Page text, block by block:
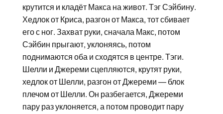
крутится и кладёт Макса на живот. Тэг Сэйбину.
Хедлок от Криса, разгон от Макса, тот сбивает
его с ног. Захват руки, сначала Макс, потом
Сэйбин прыгают, уклоняясь, потом
поднимаются оба и сходятся в центре. Тэги.
Шелли и Джереми сцепляются, крутят руки,
хедлок от Шелли, разгон от Джереми — блок
плечом от Шелли. Он разбегается, Джереми
пару раз уклоняется, а потом проводит пару